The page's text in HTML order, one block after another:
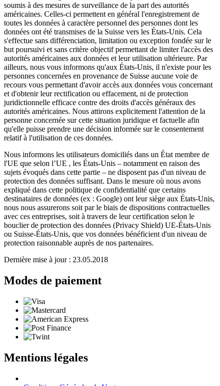
soumis à des mesures de surveillance de la part des autorités
américaines. Celles-ci permettent en général l'enregistrement de
toutes les données à caractère personnel des personnes dont les
données ont été transmises de la Suisse vers les États-Unis. Cela
s'effectue sans différenciation, limitation ou exception fondée sur le
but poursuivi et sans critère objectif permettant de limiter l'accès des
autorités américaines aux données et leur utilisation ultérieure. Par
ailleurs, nous vous informons qu'aux États-Unis, il n'existe pour les
personnes concernées en provenance de Suisse aucune voie de
recours vous permettant d'avoir accès aux données vous concernant
et d'obtenir leur rectification ou effacement, ni de protection
juridictionnelle efficace contre des droits d'accès généraux des
autorités américaines. Nous attirons explicitement l'attention de la
personne concernée sur cette situation juridique et factuelle afin
qu'elle puisse prendre une décision informée sur le consentement
relatif à l'utilisation de ces données.
Nous informons les utilisateurs domiciliés dans un État membre de
l'UE que selon l’UE , les États-Unis – notamment en raison des
sujets évoqués dans cette partie – ne disposent pas d'un niveau de
protection des données suffisant. Dans le mesure où nous avons
expliqué dans cette politique de confidentialité que certains
destinataires de données (ex : Google) ont leur siège aux États-Unis,
nous nous assurerons soit par le biais de dispositions contractuelles
avec ces entreprises, soit à travers de leur certification selon le
bouclier de protection des données (Privacy Shield) UE-États-Unis
ou Suisse-États-Unis, que vos données bénéficient d'un niveau de
protection raisonnable auprès de nos partenaires.
Dernière mise à jour : 23.05.2018
Modes de paiement
Mentions légales